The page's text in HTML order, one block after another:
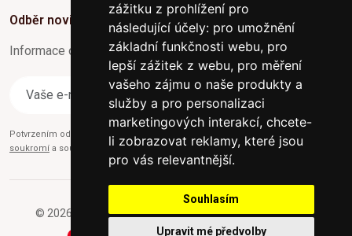
zážitku z prohlížení pro
následující účely: pro umožnění
základní funkčnosti webu, pro
lepší zážitek z webu, pro měření
vašeho zájmu o naše produkty a
služby a pro personalizaci
marketingových interakcí, chcete-
li zobrazovat reklamy, které jsou
pro vás relevantnější.
Souhlasím
Upravit mé předvolby
Odběr novinek
Informace o Novinkách a užitečné rady max. 1x za týden
Odebírat
Potvrzením odběru současně souhlasíte s našimi podmínkami o
soukromí a současně nám udělujete souhlas se zasíláním obchodních e-mailů.
© 2026 Furniture-nabytek.cz - Všechna práva vyhrazena.